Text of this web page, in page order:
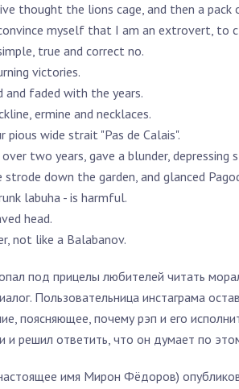
thought the lions cage, and then a pack
myself that I am an extrovert, to
true and correct no.
victories.
and faded with the years.
ermine and necklaces.
pious wide strait "Pas de Calais".
two years, gave a blunder,
strode down the garden, and glanced
labuha - is harmful.
head.
not like a Balabanov.
под прицелы любителей читать
Пользовательница инстаграма
поясняющее, почему рэп и его
и решил ответить, что он думает по
имя Мирон Фёдоров)